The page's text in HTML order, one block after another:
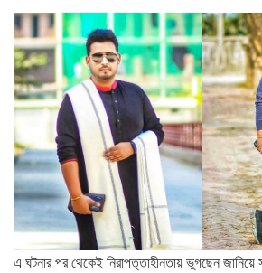
এ ঘটনার পর থেকেই নিরাপত্তাহীনতায় ভুগছেন জানিয়ে